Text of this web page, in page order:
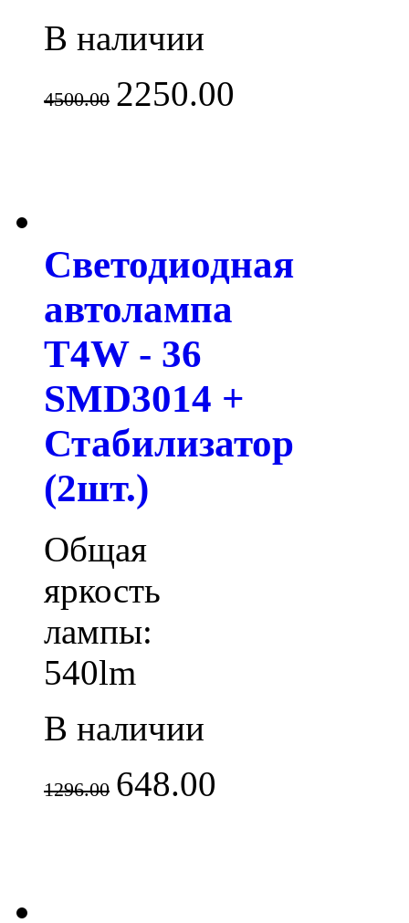
В наличии
4500.00 2250.00
Светодиодная
автолампа
T4W - 36
SMD3014 +
Стабилизатор
(2шт.)
Общая
яркость
лампы:
540lm
В наличии
1296.00 648.00